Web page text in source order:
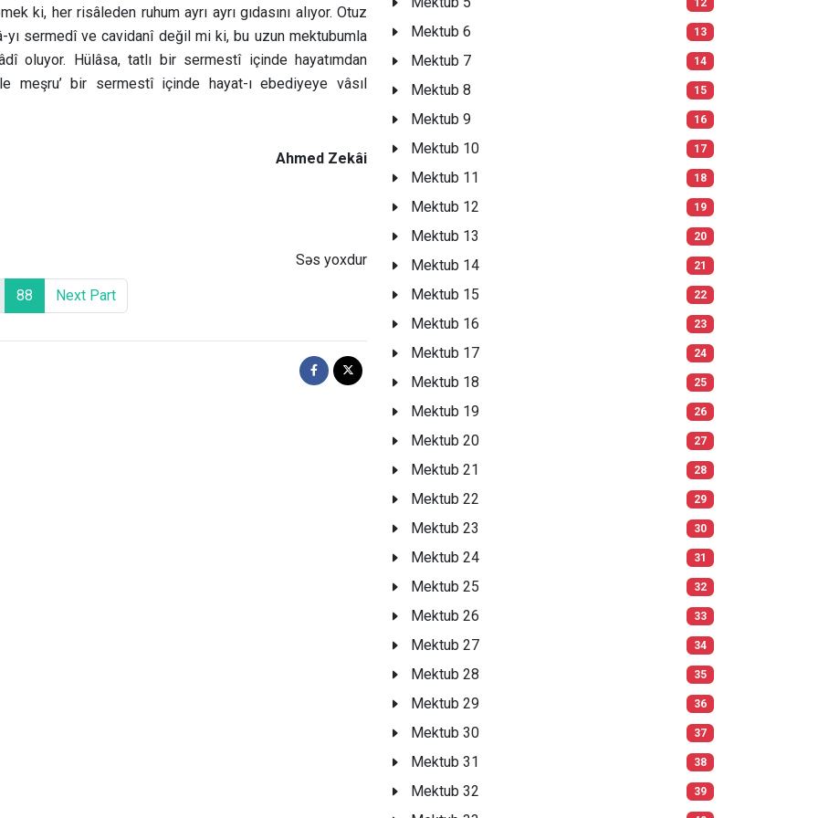
ki, her risâleden ruhum ayrı ayrı gıdasını alıyor. Otuz
sermedî ve cavidanî değil mi ki, bu uzun mektubumla
oluyor. Hülâsa, tatlı bir sermestî içinde hayatımdan
meşru’ bir sermestî içinde hayat-ı ebediyeye vâsıl
Ahmed Zekâi
Səs yoxdur
88 Next Part
12
Mektub 6 13
Mektub 7 14
Mektub 8 15
Mektub 9 16
Mektub 10 17
Mektub 11 18
Mektub 12 19
Mektub 13 20
Mektub 14 21
Mektub 15 22
Mektub 16 23
Mektub 17 24
Mektub 18 25
Mektub 19 26
Mektub 20 27
Mektub 21 28
Mektub 22 29
Mektub 23 30
Mektub 24 31
Mektub 25 32
Mektub 26 33
Mektub 27 34
Mektub 28 35
Mektub 29 36
Mektub 30 37
Mektub 31 38
Mektub 32 39